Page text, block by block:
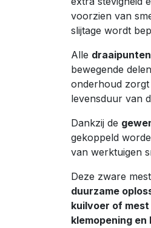
voorzien van
slijtage wordt
Alle
bewegende
onderhoud
levensduur van
Dankzij de
gekoppeld
van werktuigen
Deze zware
duurzame
kuilvoer of
klemopening